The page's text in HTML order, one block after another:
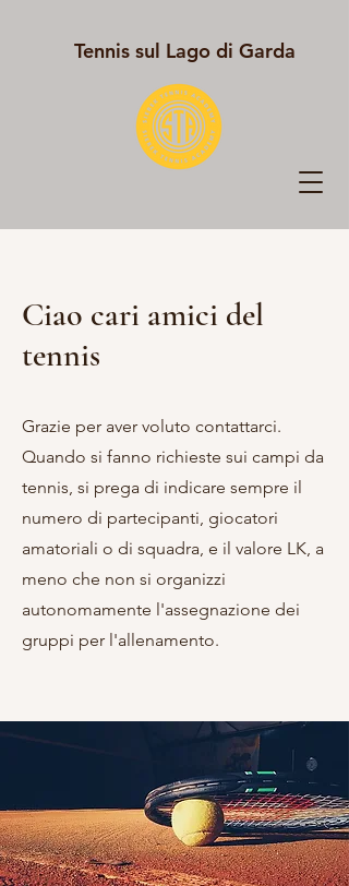
Tennis sul Lago di Garda
Ciao cari amici del
tennis
Grazie per aver voluto contattarci.
Quando si fanno richieste sui campi da
tennis, si prega di indicare sempre il
numero di partecipanti, giocatori
amatoriali o di squadra, e il valore LK, a
meno che non si organizzi
autonomamente l'assegnazione dei
gruppi per l'allenamento.